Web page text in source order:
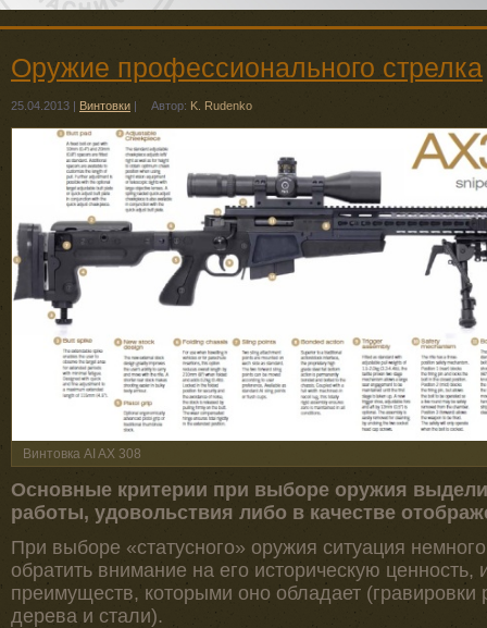
Оружие профессионального стрелка
25.04.2013 Винтовки Автор: K. Rudenko
Винтовка AI AX 308
Основные критерии при выборе оружия
работы, удовольствия либо в качестве
При выборе «статусного» оружия ситуация
обратить внимание на его историческую
преимуществ, которыми оно обладает
дерева и стали).